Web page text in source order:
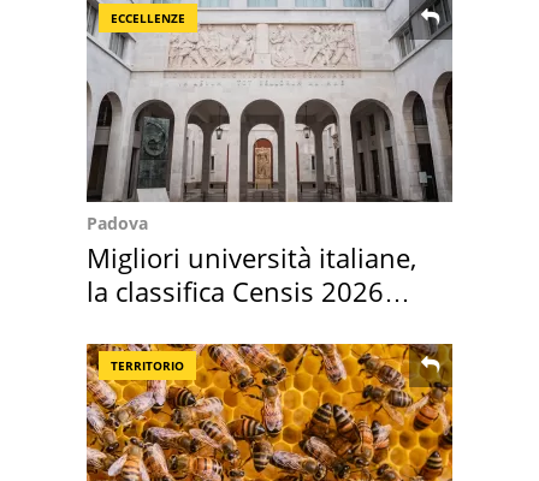
ECCELLENZE
Padova
Migliori università italiane,
la classifica Censis 2026
TERRITORIO